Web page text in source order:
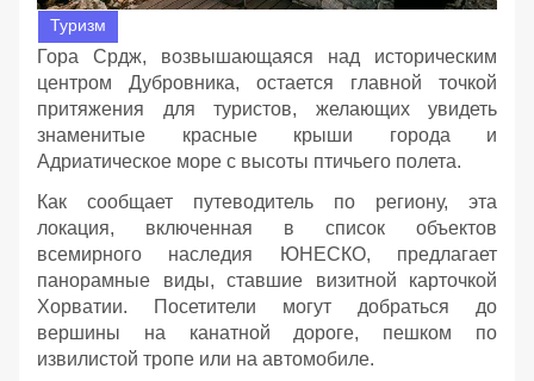
Туризм
Гора Срдж, возвышающаяся над историческим
центром Дубровника, остается главной точкой
притяжения для туристов, желающих увидеть
знаменитые красные крыши города и
Адриатическое море с высоты птичьего полета.
Как сообщает путеводитель по региону, эта
локация, включенная в список объектов
всемирного наследия ЮНЕСКО, предлагает
панорамные виды, ставшие визитной карточкой
Хорватии. Посетители могут добраться до
вершины на канатной дороге, пешком по
извилистой тропе или на автомобиле.